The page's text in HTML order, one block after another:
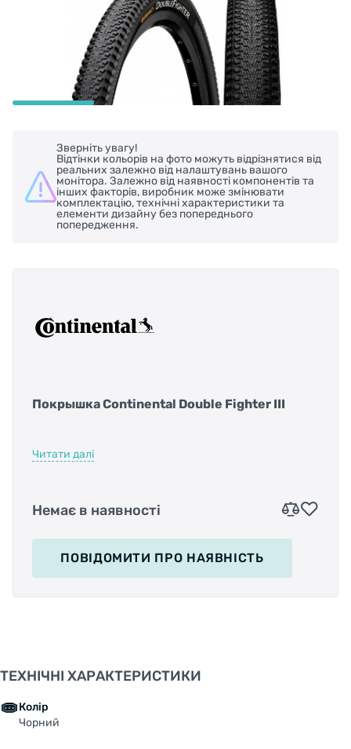
Зверніть увагу!
Відтінки кольорів на фото можуть відрізнятися від
реальних залежно від налаштувань вашого
монітора. Залежно від наявності компонентів та
інших факторів, виробник може змінювати
комплектацію, технічні характеристики та
елементи дизайну без попереднього
попередження.
Покрышка Continental Double Fighter III
Это высококачественная модель, для которой
не важно покрытие по которому вы будете
передвигаться. Будь то асфальт, гравий или
Читати далі
Немає в наявності
ПОВІДОМИТИ ПРО НАЯВНІСТЬ
ТЕХНІЧНІ ХАРАКТЕРИСТИКИ
Колір
Чорний